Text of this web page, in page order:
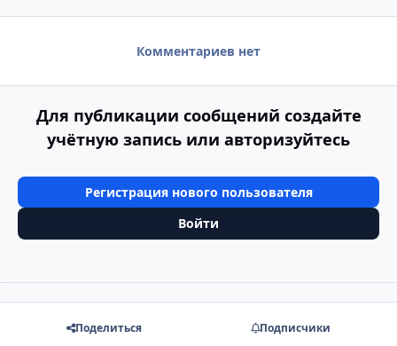
Комментариев нет
Для публикации сообщений создайте
учётную запись или авторизуйтесь
Регистрация нового пользователя
Войти
Поделиться Подписчики